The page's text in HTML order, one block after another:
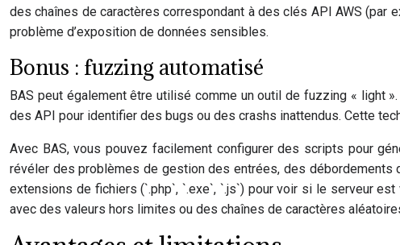
des chaînes de caractères correspondant à des clés API AWS
problème d’exposition de données sensibles.
Bonus : fuzzing automatisé
BAS peut également être utilisé comme un outil de fuzzing « light
des API pour identifier des bugs ou des crashs inattendus. Cette
Avec BAS, vous pouvez facilement configurer des scripts pour
révéler des problèmes de gestion des entrées, des débordements
extensions de fichiers (`.php`, `.exe`, `.js`) pour voir si le serveur
avec des valeurs hors limites ou des chaînes de caractères